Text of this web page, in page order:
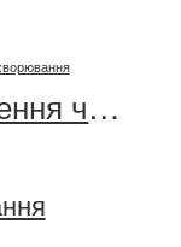
збільшення члена